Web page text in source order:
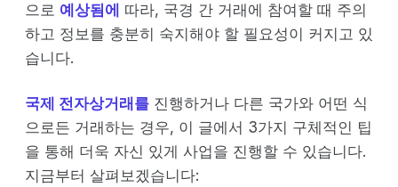
으로 예상됨에
따라, 국경 간 거래에 참여할 때 주의
하고 정보를 충분히 숙지해야 할 필요성이 커지고 있
습니다.
국제 전자상거래를 진행하거나 다른 국가와 어떤 식
으로든 거래하는 경우, 이 글에서 3가지 구체적인 팁
을 통해 더욱 자신 있게 사업을 진행할 수 있습니다.
지금부터 살펴보겠습니다: